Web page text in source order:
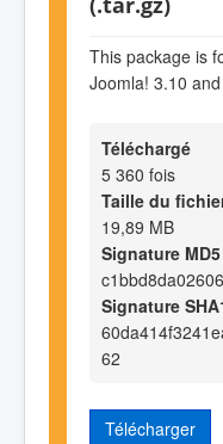
This package is
Joomla! 3.10
Téléchargé
5 360 fois
Taille du
19,89 MB
Signature MD5
Signature
62
Télécharger